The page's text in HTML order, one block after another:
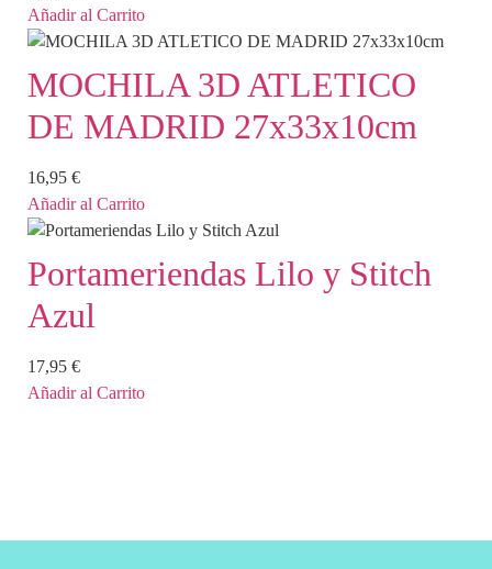
Añadir al Carrito
MOCHILA 3D ATLETICO
DE MADRID 27x33x10cm
16,95 €
Añadir al Carrito
Portameriendas Lilo y Stitch
Azul
17,95 €
Añadir al Carrito